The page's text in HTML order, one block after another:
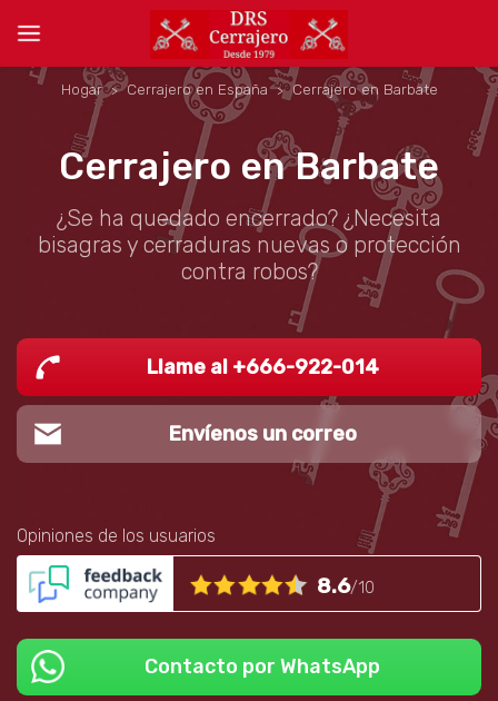
Hogar Cerrajero en España Cerrajero en Barbate
Cerrajero en Barbate
¿Se ha quedado encerrado? ¿Necesita
bisagras y cerraduras nuevas o protección
contra robos?
Llame al +666-922-014
Envíenos un correo
Opiniones de los usuarios
8.6/10
Contacto por WhatsApp